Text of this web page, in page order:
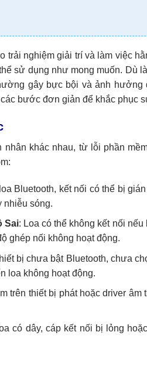
trải nghiệm giải trí và làm việc
sử dụng như mong muốn. Dù là
gây bực bội và ảnh hưởng
bước đơn giản để khắc phục
khác nhau, từ lỗi phần
Bluetooth, kết nối có thể bị
nhiễu sóng.
Sai: Loa có thể không kết nối
ghép nối không hoạt động.
bị chưa bật Bluetooth, chưa
loa không hoạt động.
trên thiết bị phát hoặc driver
có dây, cáp kết nối bị lỏng